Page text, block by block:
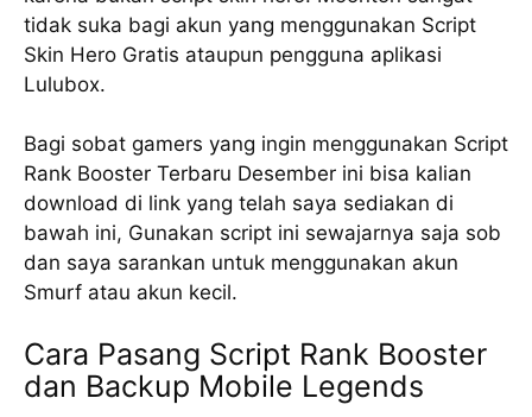
tidak suka bagi akun yang menggunakan Script
Skin Hero Gratis ataupun pengguna aplikasi
Lulubox.
Bagi sobat gamers yang ingin menggunakan Script
Rank Booster Terbaru Desember ini bisa kalian
download di link yang telah saya sediakan di
bawah ini, Gunakan script ini sewajarnya saja sob
dan saya sarankan untuk menggunakan akun
Smurf atau akun kecil.
Cara Pasang Script Rank Booster
dan Backup Mobile Legends